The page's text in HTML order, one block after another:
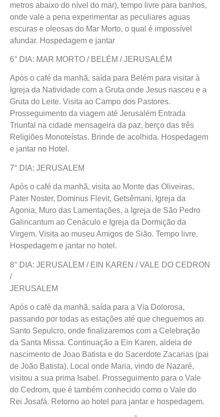
metros abaixo do nível do mar), tempo livre para banhos,
onde vale a pena experimentar as peculiares aguas
escuras e oleosas do Mar Morto, o qual é impossível
afundar. Hospedagem e jantar
6° DIA: MAR MORTO / BELÉM / JERUSALÉM
Após o café da manhã, saída para Belém para visitar à
Igreja da Natividade com a Gruta onde Jesus nasceu e a
Gruta do Leite. Visita ao Campo dos Pastores.
Prosseguimento da viagem até Jerusalém Entrada
Triunfal na cidade mensageira da paz, berço das três
Religiões Monoteístas. Brinde de acolhida. Hospedagem
e jantar no Hotel.
7° DIA: JERUSALEM
Após o café da manhã, visita ao Monte das Oliveiras,
Pater Noster, Dominus Flevit, Getsêmani, Igreja da
Agonia, Muro das Lamentações, a Igreja de São Pedro
Galincantum ao Cenáculo e Igreja da Dormição da
Virgem. Visita ao museu Amigos de Sião. Tempo livre.
Hospedagem e jantar no hotel.
8° DIA: JERUSALEM / EIN KAREN / VALE DO CEDRON
/
JERUSALEM
Após o café da manhã, saída para a Via Dolorosa,
passando por todas as estações até que cheguemos ao
Santo Sepulcro, onde finalizaremos com a Celebração
da Santa Missa. Continuação a Ein Karen, aldeia de
nascimento de Joao Batista e do Sacerdote Zacarias (pai
de João Batista). Local onde Maria, vindo de Nazaré,
visitou a sua prima Isabel. Prosseguimento para o Vale
do Cedrom, que é também conhecido como o Vale do
Rei Josafá. Retorno ao hotel para jantar e hospedagem.